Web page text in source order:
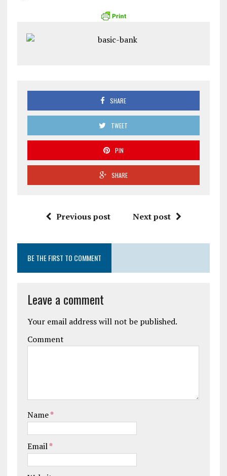
SHARE
TWEET
PIN
SHARE
Previous post Next post
BE THE FIRST TO COMMENT
Leave a comment
Your email address will not be published.
Comment
Name*
Email*